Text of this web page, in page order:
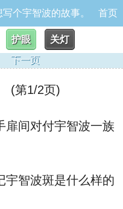
个宇智波的故事。 首页
护眼
关灯
下一页
(第1/2页)
间对付宇智波一族
智波斑是什么样的